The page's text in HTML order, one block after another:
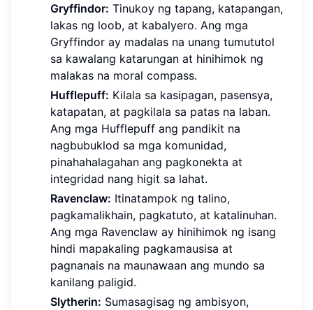
Gryffindor: Tinukoy ng tapang, katapangan,
lakas ng loob, at kabalyero. Ang mga
Gryffindor ay madalas na unang tumututol
sa kawalang katarungan at hinihimok ng
malakas na moral compass.
Hufflepuff: Kilala sa kasipagan, pasensya,
katapatan, at pagkilala sa patas na laban.
Ang mga Hufflepuff ang pandikit na
nagbubuklod sa mga komunidad,
pinahahalagahan ang pagkonekta at
integridad nang higit sa lahat.
Ravenclaw: Itinatampok ng talino,
pagkamalikhain, pagkatuto, at katalinuhan.
Ang mga Ravenclaw ay hinihimok ng isang
hindi mapakaling pagkamausisa at
pagnanais na maunawaan ang mundo sa
kanilang paligid.
Slytherin: Sumasagisag ng ambisyon,